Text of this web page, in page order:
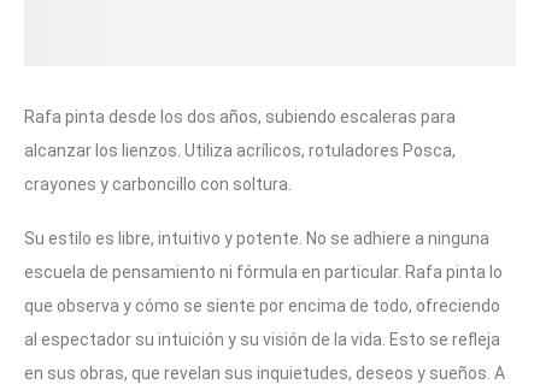
Rafa pinta desde los dos años, subiendo escaleras para
alcanzar los lienzos. Utiliza acrílicos, rotuladores Posca,
crayones y carboncillo con soltura.
Su estilo es libre, intuitivo y potente. No se adhiere a ninguna
escuela de pensamiento ni fórmula en particular. Rafa pinta lo
que observa y cómo se siente por encima de todo, ofreciendo
al espectador su intuición y su visión de la vida. Esto se refleja
en sus obras, que revelan sus inquietudes, deseos y sueños. A